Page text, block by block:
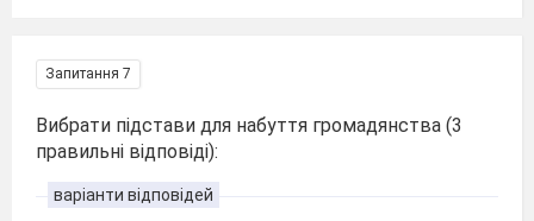
Запитання 7
Вибрати підстави для набуття громадянства (3
правильні відповіді):
варіанти відповідей